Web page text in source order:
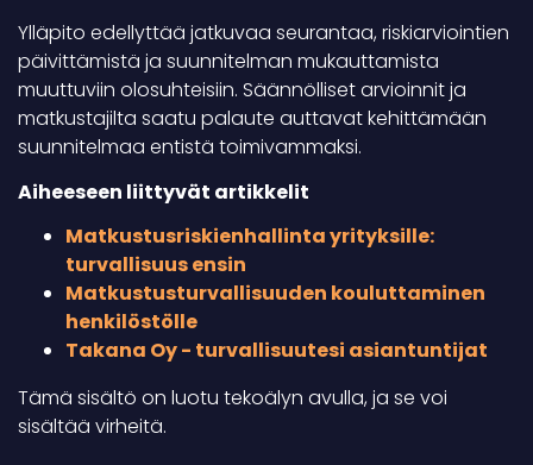
Ylläpito edellyttää jatkuvaa seurantaa, riskiarviointien
päivittämistä ja suunnitelman mukauttamista
muuttuviin olosuhteisiin. Säännölliset arvioinnit ja
matkustajilta saatu palaute auttavat kehittämään
suunnitelmaa entistä toimivammaksi.
Aiheeseen liittyvät artikkelit
Matkustusriskienhallinta yrityksille:
turvallisuus ensin
Matkustusturvallisuuden kouluttaminen
henkilöstölle
Takana Oy - turvallisuutesi asiantuntijat
Tämä sisältö on luotu tekoälyn avulla, ja se voi
sisältää virheitä.